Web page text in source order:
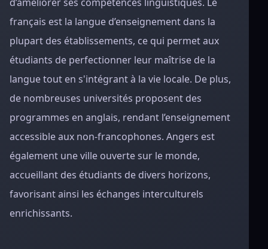
français est la langue d’enseignement dans la
plupart des établissements, ce qui permet aux
étudiants de perfectionner leur maîtrise de la
langue tout en s'intégrant à la vie locale. De plus,
de nombreuses universités proposent des
programmes en anglais, rendant l’enseignement
accessible aux non-francophones. Angers est
également une ville ouverte sur le monde,
accueillant des étudiants de divers horizons,
favorisant ainsi les échanges interculturels
enrichissants.